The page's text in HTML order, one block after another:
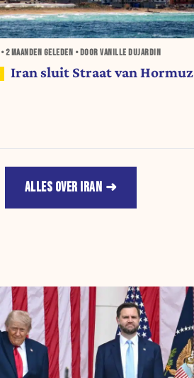
•2 MAANDEN GELEDEN • DOOR VANILLE DUJARDIN
Iran sluit Straat van Hormuz
ALLES OVER IRAN